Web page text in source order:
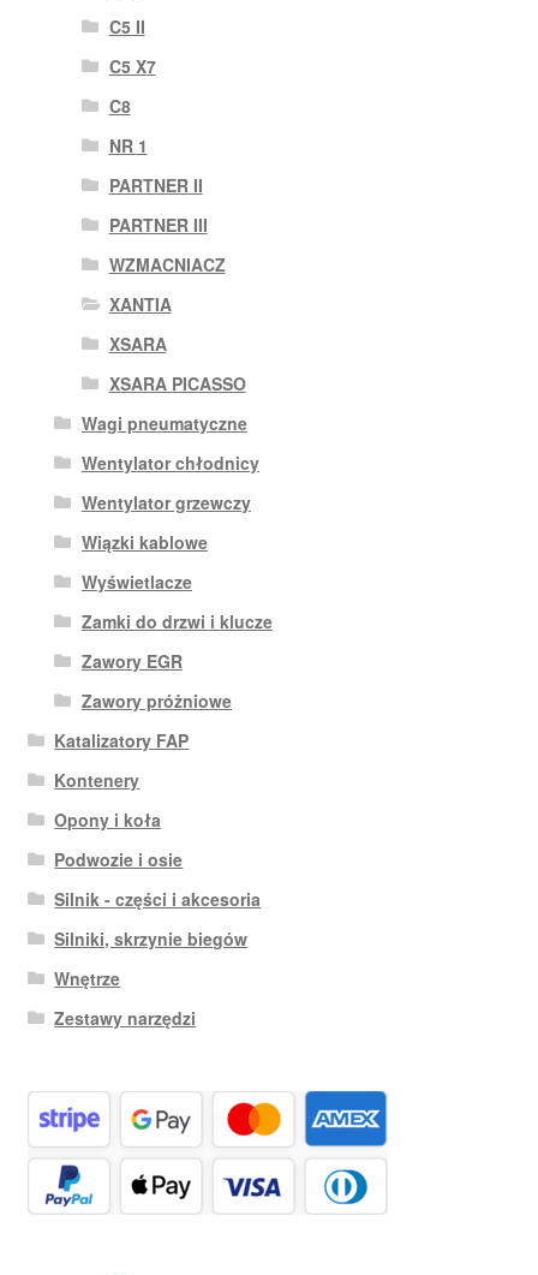
C5 II
C5 X7
C8
NR 1
PARTNER II
PARTNER III
WZMACNIACZ
XANTIA
XSARA
XSARA PICASSO
Wagi pneumatyczne
Wentylator chłodnicy
Wentylator grzewczy
Wiązki kablowe
Wyświetlacze
Zamki do drzwi i klucze
Zawory EGR
Zawory próżniowe
Katalizatory FAP
Kontenery
Opony i koła
Podwozie i osie
Silnik - części i akcesoria
Silniki, skrzynie biegów
Wnętrze
Zestawy narzędzi